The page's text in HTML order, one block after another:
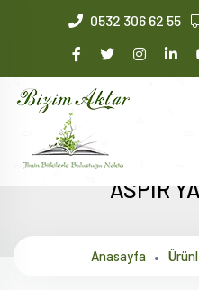
0532 306 62 55
ASPİR
Anasayfa